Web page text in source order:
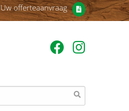
Uw offerteaanvraag